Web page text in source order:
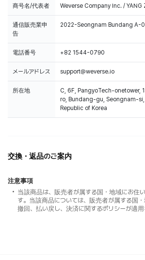
商号名/代表者 Weverse Company Inc. / YANG
通信販売業申
告
2022-Seongnam Bundang A-
電話番号 +82 1544-0790
メールアドレス support@weverse.io
所在地
C, 6F, PangyoTech-onetower,
ro, Bundang-gu, Seongnam-
Republic of Korea
交換・返品のご案内
注意事項
当該商品は、販売者が属する国・地域にお住
す。当該商品については、販売者が属する国
撤回、払い戻し、決済に関するポリシーが適用